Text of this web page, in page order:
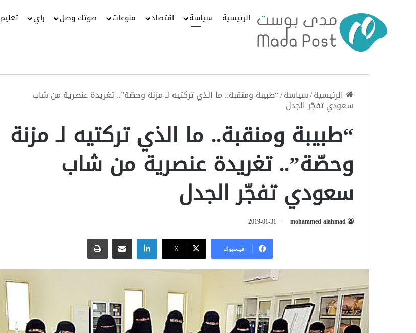
الرئيسية سياسة اقتصاد منوعات صوتك وصل رأي تعليم
الرئيسية/سياسة/“طبيبة ومنقبة.. ما الذي تركتيه لـ مزنة وحصّة”.. تغريدة عنصرية من شاب
سعودي تفجّر الجدل
“طبيبة ومنقبة.. ما الذي تركتيه لـ مزنة
وحصّة”.. تغريدة عنصرية من شاب
سعودي تفجّر الجدل
mohammed alahmad
2019-01-31
فيسبوك ‫X
لينكدإنمشاركة عبر البريد طباعة